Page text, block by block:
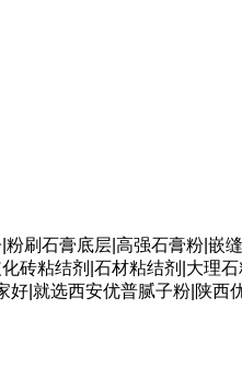
刷石膏底层|高强石膏粉|嵌
砖粘结剂|石材粘结剂|大理
|就选西安优普腻子粉|陕西